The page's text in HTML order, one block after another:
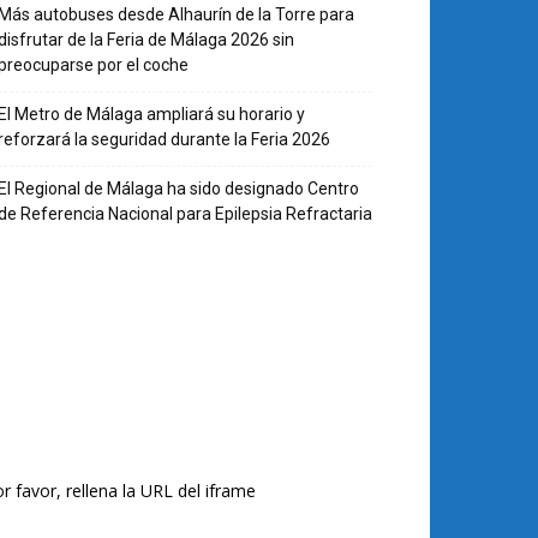
autobuses desde Alhaurín de la Torre para
de la Feria de Málaga 2026 sin
por el coche
Metro de Málaga ampliará su horario y
la seguridad durante la Feria 2026
Regional de Málaga ha sido designado Centro
Referencia Nacional para Epilepsia Refractaria
favor, rellena la URL del iframe